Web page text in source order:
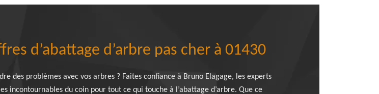
d’abattage d’arbre pas cher à 01430
des problèmes avec vos arbres ? Faites confiance à Bruno Elagage, les experts
incontournables du coin pour tout ce qui touche à l’abattage d’arbre. Que ce